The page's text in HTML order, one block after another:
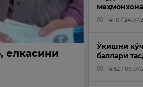
елкасини
14:10 /
Ўқишни
баллари
14:52 /